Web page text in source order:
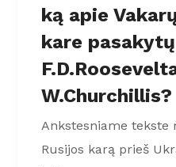
ką apie
kare pasakytų
W.Churchillis?
Ankstesniame tekste
Rusijos karą prieš